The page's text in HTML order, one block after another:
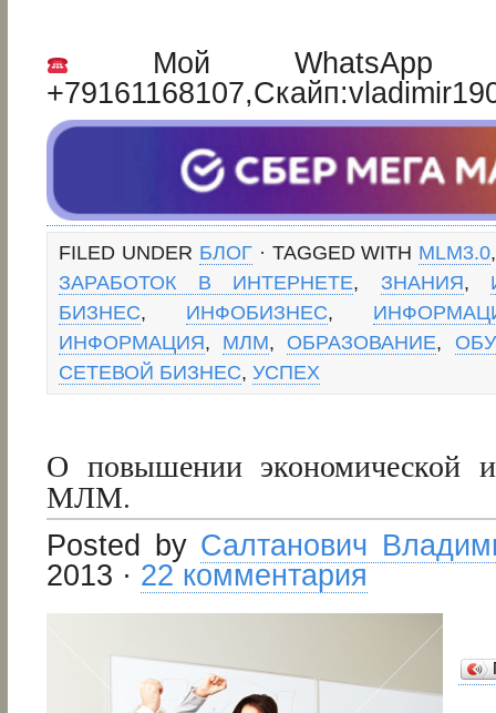
Мой WhatsApp
FILED UNDER БЛОГ· TAGGED WITH MLM3.0
ЗАРАБОТОК В ИНТЕРНЕТЕ, ЗНАНИЯ,
БИЗНЕС, ИНФОБИЗНЕС,
ИНФОРМАЦИЯ, МЛМ, ОБРАЗОВАНИЕ,
СЕТЕВОЙ БИЗНЕС, УСПЕХ
О повышении экономической
МЛМ.
Posted by Салтанович
2013 · 22 комментария